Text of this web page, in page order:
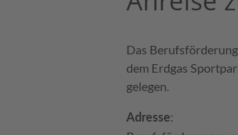
Arbeitserprobung bei
Beeinträchtigung
Arbeitsplatzanalysen
Das
dem Erdgas
gelegen.
Adresse: